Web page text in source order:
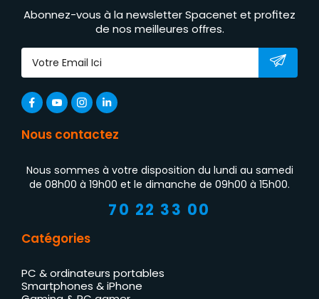
Abonnez-vous à la newsletter Spacenet et profitez
de nos meilleures offres.
Nous contactez
Nous sommes à votre disposition du lundi au samedi
de 08h00 à 19h00 et le dimanche de 09h00 à 15h00.
70 22 33 00
Catégories
PC & ordinateurs portables
Smartphones & iPhone